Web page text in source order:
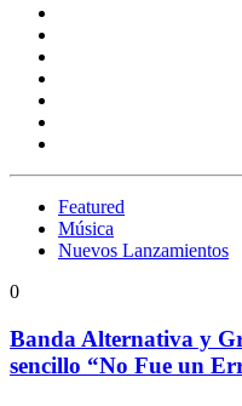
Featured
Música
Nuevos Lanzamientos
0
Banda Alternativa y
sencillo “No Fue un